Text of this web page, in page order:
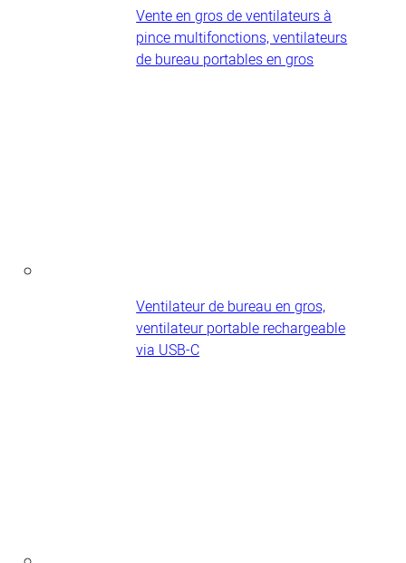
Vente en gros de ventilateurs à
pince multifonctions, ventilateurs
de bureau portables en gros
Ventilateur de bureau en gros,
ventilateur portable rechargeable
via USB-C